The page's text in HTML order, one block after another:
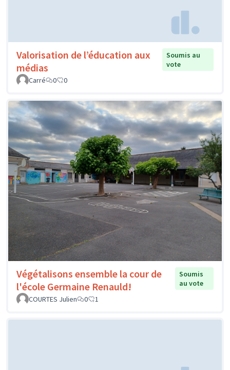
Valorisation de l’éducation aux
médias
Soumis au
vote
Carré
0 0
Végétalisons ensemble la cour de
l'école Germaine Renauld!
Soumis
au vote
COURTES Julien
0 1